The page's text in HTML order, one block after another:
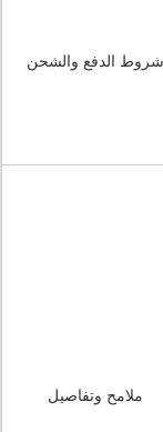
شروط الدفع والشحن
ملامح وتفاصيل